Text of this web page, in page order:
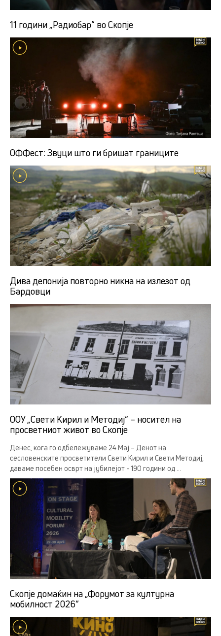
11 години „Радиобар“ во Скопје
ОФФест: Звуци што ги бришат границите
Дива депонија повторно никна на излезот од
Бардовци
ООУ „Свети Кирил и Методиј“ – носител на
просветниот живот во Скопје
Денес, кога го одбележуваме 24 Мај – Денот на
сесловенските просветители Свети Кирил и Свети Методиј,
даваме посебен осврт на јубилејот - 190 години од ...
Скопје домаќин на „Форумот за културна
мобилност 2026“